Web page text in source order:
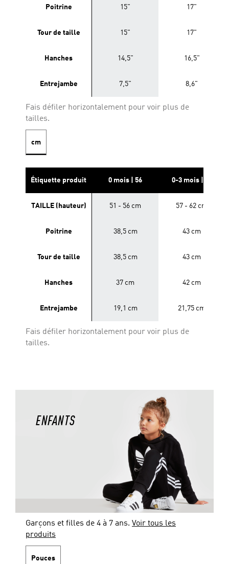
Poitrine 15" 17"
Tour de taille 15" 17"
Hanches 14,5" 16,5"
Entrejambe 7,5" 8,6"
Fais défiler horizontalement pour voir plus de
tailles.
cm
Étiquette produit 0 mois | 56 0-3 mois | 62
TAILLE (hauteur) 51 - 56 cm 57 - 62 cm
Poitrine 38,5 cm 43 cm
Tour de taille 38,5 cm 43 cm
Hanches 37 cm 42 cm
Entrejambe 19,1 cm 21,75 cm
Fais défiler horizontalement pour voir plus de
tailles.
ENFANTS
Garçons et filles de 4 à 7 ans. Voir tous les
produits
Pouces